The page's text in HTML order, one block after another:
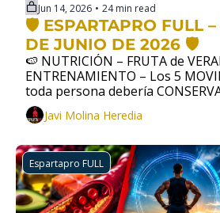
Jun 14, 2026 • 24 min read
🛡️ ESPARTAPRO FULL
DE JUNIO DE 2026 🛡️
🍉 NUTRICIÓN – FRUTA de
ENTRENAMIENTO – Los 5
toda persona debería
DESARROLLO PERSONAL –  LA
rápido. Tú la percibes mas
Javi Molina Heredia
Espartapro FULL